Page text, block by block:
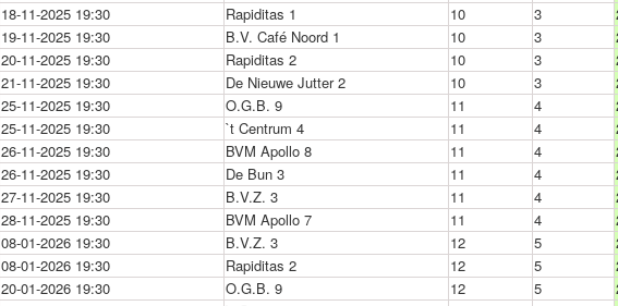
18-11-2025 19:30 Rapiditas 1 10 3
19-11-2025 19:30 B.V. Café Noord 1 10 3
20-11-2025 19:30 Rapiditas 2 10 3
21-11-2025 19:30 De Nieuwe Jutter 2 10 3
25-11-2025 19:30 O.G.B. 9 11 4
25-11-2025 19:30 `t Centrum 4 11 4
26-11-2025 19:30 BVM Apollo 8 11 4
26-11-2025 19:30 De Bun 3 11 4
27-11-2025 19:30 B.V.Z. 3 11 4
28-11-2025 19:30 BVM Apollo 7 11 4
08-01-2026 19:30 B.V.Z. 3 12 5
08-01-2026 19:30 Rapiditas 2 12 5
20-01-2026 19:30 O.G.B. 9 12 5